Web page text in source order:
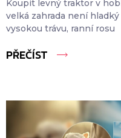
Koupit levný traktor v
velká zahrada není
vysokou trávu, ranní rosu
PŘEČÍST